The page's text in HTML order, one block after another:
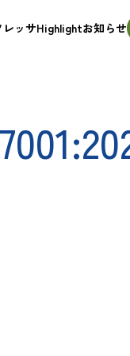
レッサHighlightお知らせ